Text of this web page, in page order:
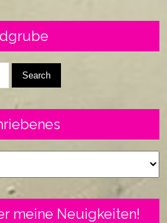
meine Neuigkeiten!